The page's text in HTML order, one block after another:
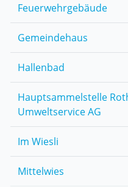
Feuerwehrgebäude
Gemeindehaus
Hallenbad
Hauptsammelstelle
Umweltservice AG
Im Wiesli
Mittelwies